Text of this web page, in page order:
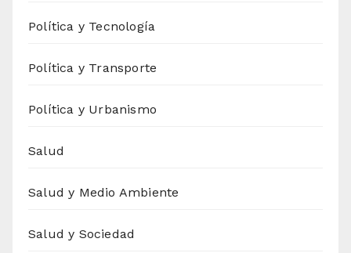
Política y Tecnología
Política y Transporte
Política y Urbanismo
Salud
Salud y Medio Ambiente
Salud y Sociedad